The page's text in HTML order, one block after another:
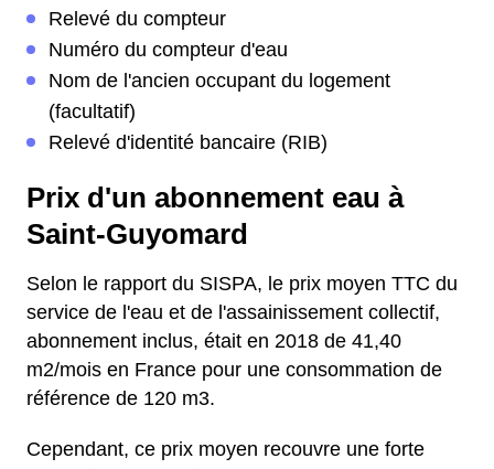
Relevé du compteur
Numéro du compteur d'eau
Nom de l'ancien occupant du logement
(facultatif)
Relevé d'identité bancaire (RIB)
Prix d'un abonnement eau à
Saint-Guyomard
Selon le rapport du SISPA, le prix moyen TTC du
service de l'eau et de l'assainissement collectif,
abonnement inclus, était en 2018 de 41,40
m2/mois en France pour une consommation de
référence de 120 m3.
Cependant, ce prix moyen recouvre une forte